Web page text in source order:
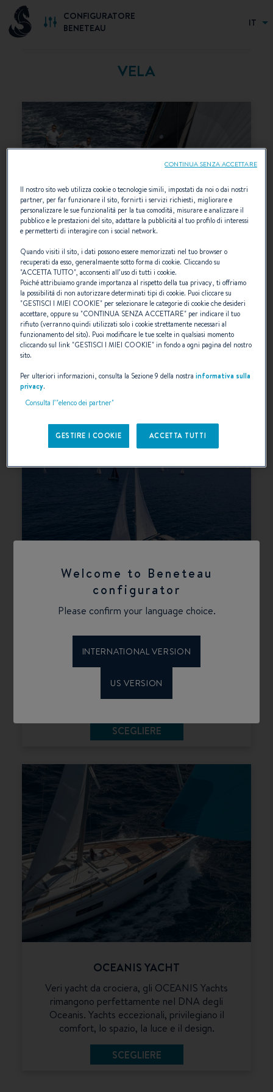
CONFIGURATORE
BENETEAU
IT
Welcome to Beneteau
configurator
Please confirm your language choice.
INTERNATIONAL VERSION
US VERSION
VELA
FIRST
Destinato a crociere ad alte prestazioni e
persino a regate, il First è stato progettato
per armatori esigenti e intenditori di vela.
SCEGLIERE
OCEANIS
L'Oceanis è il riferimento mondiale della
crociera. Ugualmente a suo agio nella
combina una navigazione semplice, sicura e
confortevole con un intenso piacere
all'ancora.
SCEGLIERE
OCEANIS YACHT
Veri yacht da crociera, gli OCEANIS Yachts
rimangono perfettamente nel DNA degli
Oceanis. Yachts eccezionali, privilegiano il
comfort, lo spazio, la luce e il design.
SCEGLIERE
Il nostro sito web utilizza cookie o tecnologie simili, impostati da noi o dai nostri
partner, per far funzionare il sito, fornirti i servizi richiesti, migliorare e
personalizzare le sue funzionalità per la tua comodità, misurare e analizzare il
pubblico e le prestazioni del sito, adattare la pubblicità al tuo profilo di interessi
e permetterti di interagire con i social network.
Quando visiti il sito, i dati possono essere memorizzati nel tuo browser o
recuperati da esso, generalmaente sotto forma di cookie. Cliccando su
"ACCETTA TUTTO", acconsenti all’uso di tutti i cookie.
Poiché attribuiamo grande importanza al rispetto della tua privacy, ti offriamo
la possibilità di non autorizzare determinati tipi di cookie. Puoi cliccare su
"GESTISCI I MIEI COOKIE" per selezionare le categorie di cookie che desideri
accettare, oppure su "CONTINUA SENZA ACCETTARE" per indicare il tuo
rifiuto (verranno quindi utilizzati solo i cookie strettamente necessari al
funzionamento del sito). Puoi modificare le tue scelte in qualsiasi momento
cliccando sul link "GESTISCI I MIEI COOKIE" in fondo a ogni pagina del nostro
sito.
Per ulteriori informazioni, consulta la Sezione 9 della nostrainformativa sulla
privacy.
Consulta l’"elenco dei partner"
GESTIRE I COOKIE ACCETTA TUTTI
CONTINUA SENZA ACCETTARE